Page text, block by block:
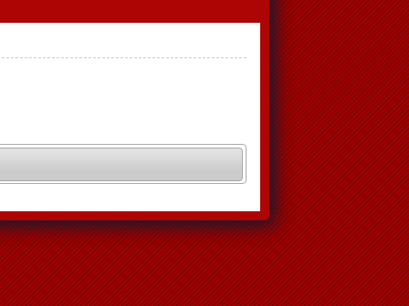
a zápasov od 24.2.2025 do 2.3.2025. Vo štvrtok
zápasy do Prievidze a kadeti do Kežmarku. V nedeľu
zápas základnej časti muži, keď o 17:00 privítajú v hale
čítať ďalej
od 10.2. do 16.2.2025